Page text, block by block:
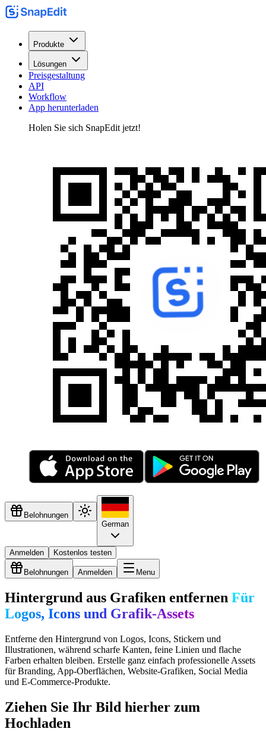
Produkte
Lösungen
Preisgestaltung
API
Workflow
App herunterladen
Holen Sie sich SnapEdit jetzt!
Belohnungen
German
Anmelden Kostenlos testen
Belohnungen Anmelden Menu
Hintergrund aus Grafiken entfernen Für
Logos, Icons und Grafik-Assets
Entferne den Hintergrund von Logos, Icons, Stickern und
Illustrationen, während scharfe Kanten, feine Linien und flache
Farben erhalten bleiben. Erstelle ganz einfach professionelle Assets
für Branding, App-Oberflächen, Website-Grafiken, Social Media
und E-Commerce-Produkte.
Ziehen Sie Ihr Bild hierher zum
Hochladen